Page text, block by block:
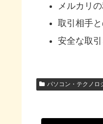
メルカリ
取引相手
安全な取
パソコン・テクノロ